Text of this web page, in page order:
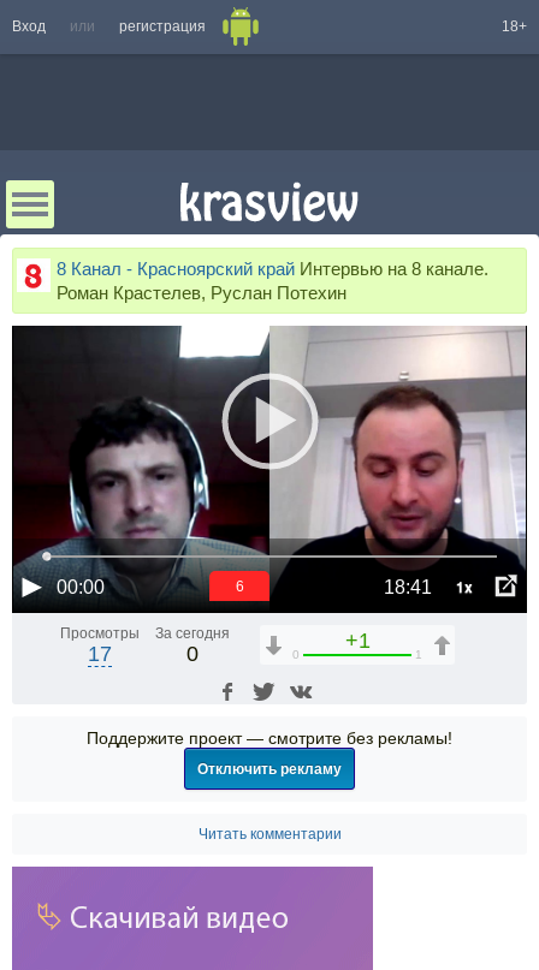
Вход или регистрация 18+
8 Канал - Красноярский край Интервью на 8 канале.
Роман Крастелев, Руслан Потехин
00:00 18:41 1x
6
Просмотры
17
За сегодня
0
+1
0 1
Поддержите проект — смотрите без рекламы!
Отключить рекламу
Читать комментарии